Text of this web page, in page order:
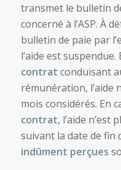
transmet le bulletin
concerné à l’ASP. À
bulletin de paie par
l’aide est suspendue.
contrat conduisant
rémunération, l’aide
mois considérés. En
contrat,l’aide n’est
suivant la date de fin
indûment perçues